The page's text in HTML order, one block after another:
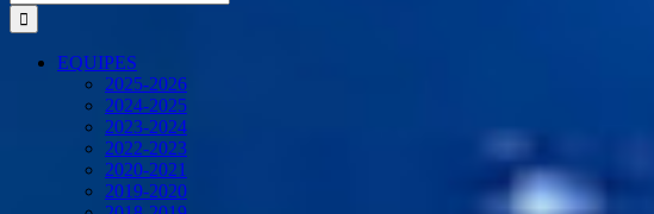
EQUIPES
2025-2026
2024-2025
2023-2024
2022-2023
2020-2021
2019-2020